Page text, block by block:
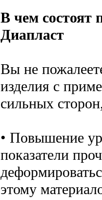
В чем
Диапласт
Вы не
изделия с
сильных
• Повышение
показатели
этому